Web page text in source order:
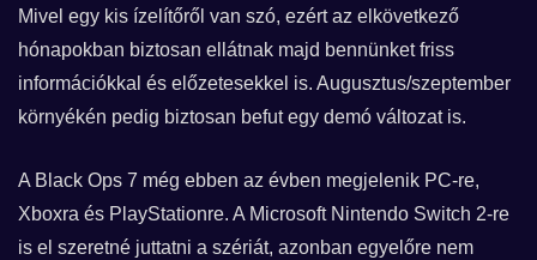
Mivel egy kis ízelítőről van szó, ezért az elkövetkező
hónapokban biztosan ellátnak majd bennünket friss
információkkal és előzetesekkel is. Augusztus/szeptember
környékén pedig biztosan befut egy demó változat is.
A Black Ops 7 még ebben az évben megjelenik PC-re,
Xboxra és PlayStationre. A Microsoft Nintendo Switch 2-re
is el szeretné juttatni a szériát, azonban egyelőre nem